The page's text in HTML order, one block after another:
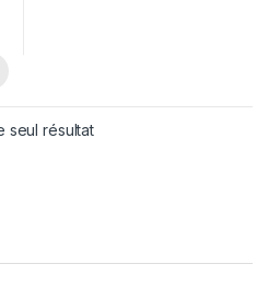
seul résultat